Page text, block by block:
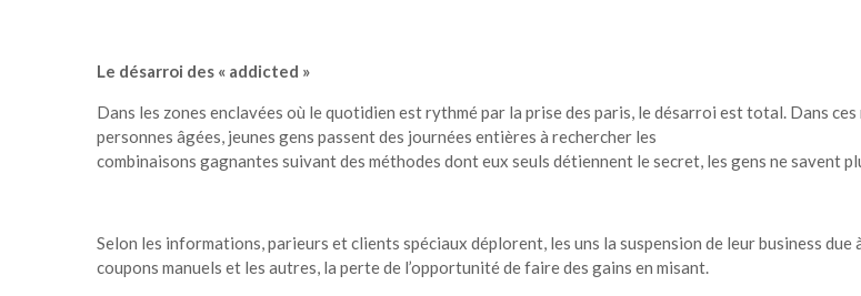
Le désarroi des « addicted »
Dans les zones enclavées où le quotidien est rythmé par la prise des paris, le désarroi est total. Dans
personnes âgées, jeunes gens passent des journées entières à rechercher les
combinaisons gagnantes suivant des méthodes dont eux seuls détiennent le secret, les gens ne savent
Selon les informations, parieurs et clients spéciaux déplorent, les uns la suspension de leur business due
coupons manuels et les autres, la perte de l’opportunité de faire des gains en misant.